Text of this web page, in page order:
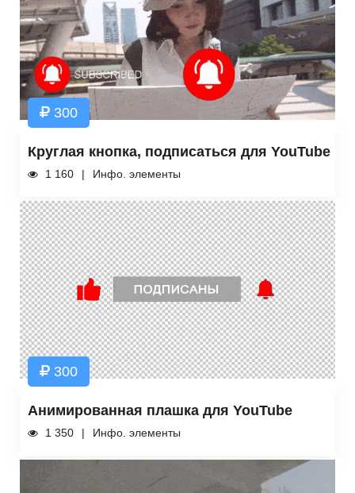
300
Круглая кнопка, подписаться для YouTube
1 160 Инфо. элементы
300
Анимированная плашка для YouTube
1 350 Инфо. элементы